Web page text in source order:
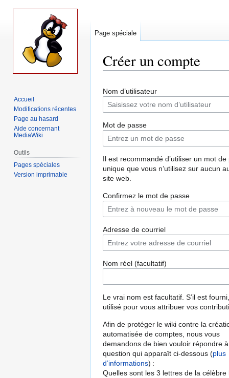
Créer un compte
à
à
Nom d’utilisateur
Mot de passe
Il est recommandé d’utiliser un mot de
unique que vous n’utilisez sur aucun
site web.
Confirmez le mot de passe
Adresse de courriel
Nom réel (facultatif)
Le vrai nom est facultatif. S’il est
utilisé pour vous attribuer vos
Afin de protéger le wiki contre la
automatisée de comptes, nous vous
demandons de bien vouloir répondre
question qui apparaît ci-dessous (plus
d’informations) :
Quelles sont les 3 lettres de la célèbre
Page spéciale
Accueil
Modifications récentes
Page au hasard
Aide concernant
MediaWiki
Outils
Pages spéciales
Version imprimable